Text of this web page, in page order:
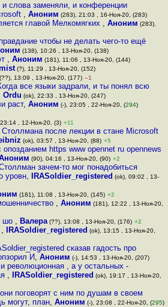
слова заменяли, и конференции
, Аноним (283), 21:03 , 16-Ноя-20, (283)
главой Мелкомягких , Аноним (283),
чтобы не делать чего-то ещё
(138), 10:26 , 13-Ноя-20, (138)
, Аноним (181), 11:06 , 13-Ноя-20, (144)
(?), 11:29 , 13-Ноя-20, (152)
13:09 , 13-Ноя-20, (177) –1
все языки задрали, и ты понял всю
Ordu (ok), 22:33 , 13-Ноя-20, (247)
раст, Аноним (-), 23:05 , 22-Ноя-20, (294)
, 12-Ноя-20, (3) +11
после лекции в стане Microsoft
(ok), 03:57 , 13-Ноя-20, (88) +5
https www opennet ru opennews
(90), 04:16 , 13-Ноя-20, (90) +2
зачем-то мог понадобиться
уровн, IRASoldier_registered (ok), 09:02 , 13-
(181), 11:08 , 13-Ноя-20, (145) +2
, Аноним (181), 12:22 , 13-Ноя-20,
шо , Валера(??), 13:08 , 13-Ноя-20, (176) +2
, IRASoldier_registered (ok), 13:15 , 13-Ноя-20,
сказав гадость про
И,Аноним (-), 14:53 , 13-Ноя-20, (207)
революционная , а у остальных -
, IRASoldier_registered (ok), 19:17 , 13-Ноя-20,
поговорят с ним по душам в своем
могут, план, Аноним (-), 23:08 , 22-Ноя-20, (295)